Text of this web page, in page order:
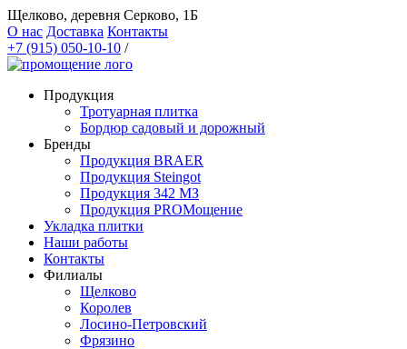
Щелково, деревня Серково, 1Б
О нас Доставка Контакты
+7 (915) 050-10-10 /
Продукция
Тротуарная плитка
Бордюр садовый и дорожный
Бренды
Продукция BRAER
Продукция Steingot
Продукция 342 МЗ
Продукция PROМощение
Укладка плитки
Наши работы
Контакты
Филиалы
Щелково
Королев
Лосино-Петровский
Фрязино